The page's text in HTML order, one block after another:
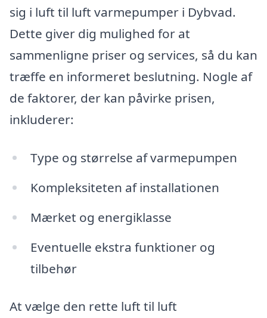
sig i luft til luft varmepumper i Dybvad.
Dette giver dig mulighed for at
sammenligne priser og services, så du kan
træffe en informeret beslutning. Nogle af
de faktorer, der kan påvirke prisen,
inkluderer:
Type og størrelse af varmepumpen
Kompleksiteten af installationen
Mærket og energiklasse
Eventuelle ekstra funktioner og
tilbehør
At vælge den rette luft til luft